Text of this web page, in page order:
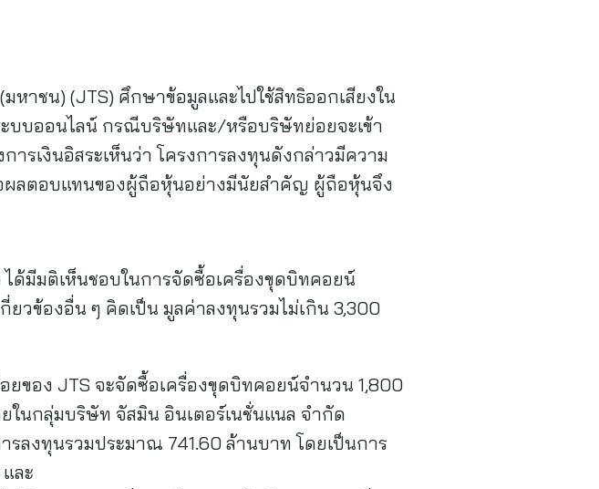
าชน) (JTS) ศึกษาข้อมูลและไปใช้สิทธิออกเสียงใน
บบออนไลน์ กรณีบริษัทและ/หรือบริษัทย่อยจะเข้า
รเงินอิสระเห็นว่า โครงการลงทุนดังกล่าวมีความ
ลตอบแทนของผู้ถือหุ้นอย่างมีนัยสำคัญ ผู้ถือหุ้นจึง
ด้มีมติเห็นชอบในการจัดซื้อเครื่องขุดบิทคอยน์
วข้องอื่น ๆ คิดเป็น มูลค่าลงทุนรวมไม่เกิน 3,300
ยของ JTS จะจัดซื้อเครื่องขุดบิทคอยน์จำนวน 1,800
ในกลุ่มบริษัท จัสมิน อินเตอร์เนชั่นแนล จํากัด
ลงทุนรวมประมาณ 741.60 ล้านบาท โดยเป็นการ
ละ